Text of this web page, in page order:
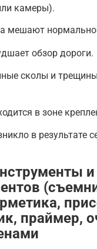
камеры).
мешают
обзор дороги.
сколы и
в зоне
в результате
праймер,